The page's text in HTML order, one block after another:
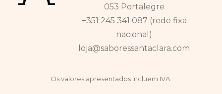
053 Portalegre
+351 245 341 087 (rede fixa
nacional)
loja@saboressantaclara.com
Os valores apresentados incluem IVA.